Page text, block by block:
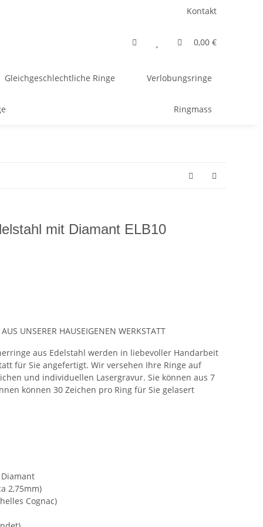
Kontakt
0,00 €
Gleichgeschlechtliche Ringe Verlobungsringe
Ringmass
mit Diamant ELB10
UNSERER HAUSEIGENEN WERKSTATT
aus Edelstahl werden in liebevoller Handarbeit
für Sie angefertigt. Wir versehen Ihre Ringe auf
und individuellen Lasergravur. Sie können aus 7
können 30 Zeichen pro Ring für Sie gelasert
2,75mm)
Cognac)